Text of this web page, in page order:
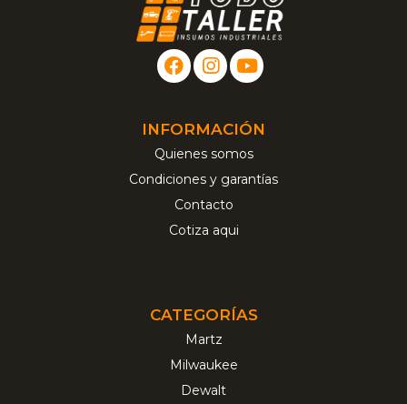
INFORMACIÓN
Quienes somos
Condiciones y garantías
Contacto
Cotiza aqui
CATEGORÍAS
Martz
Milwaukee
Dewalt